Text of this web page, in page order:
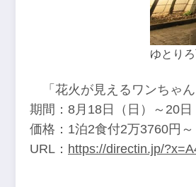
ゆとり
「花火が見えるワンちゃ
期間：8月18日（日）～20日
価格：1泊2食付2万3760円
URL： https://directin.jp/